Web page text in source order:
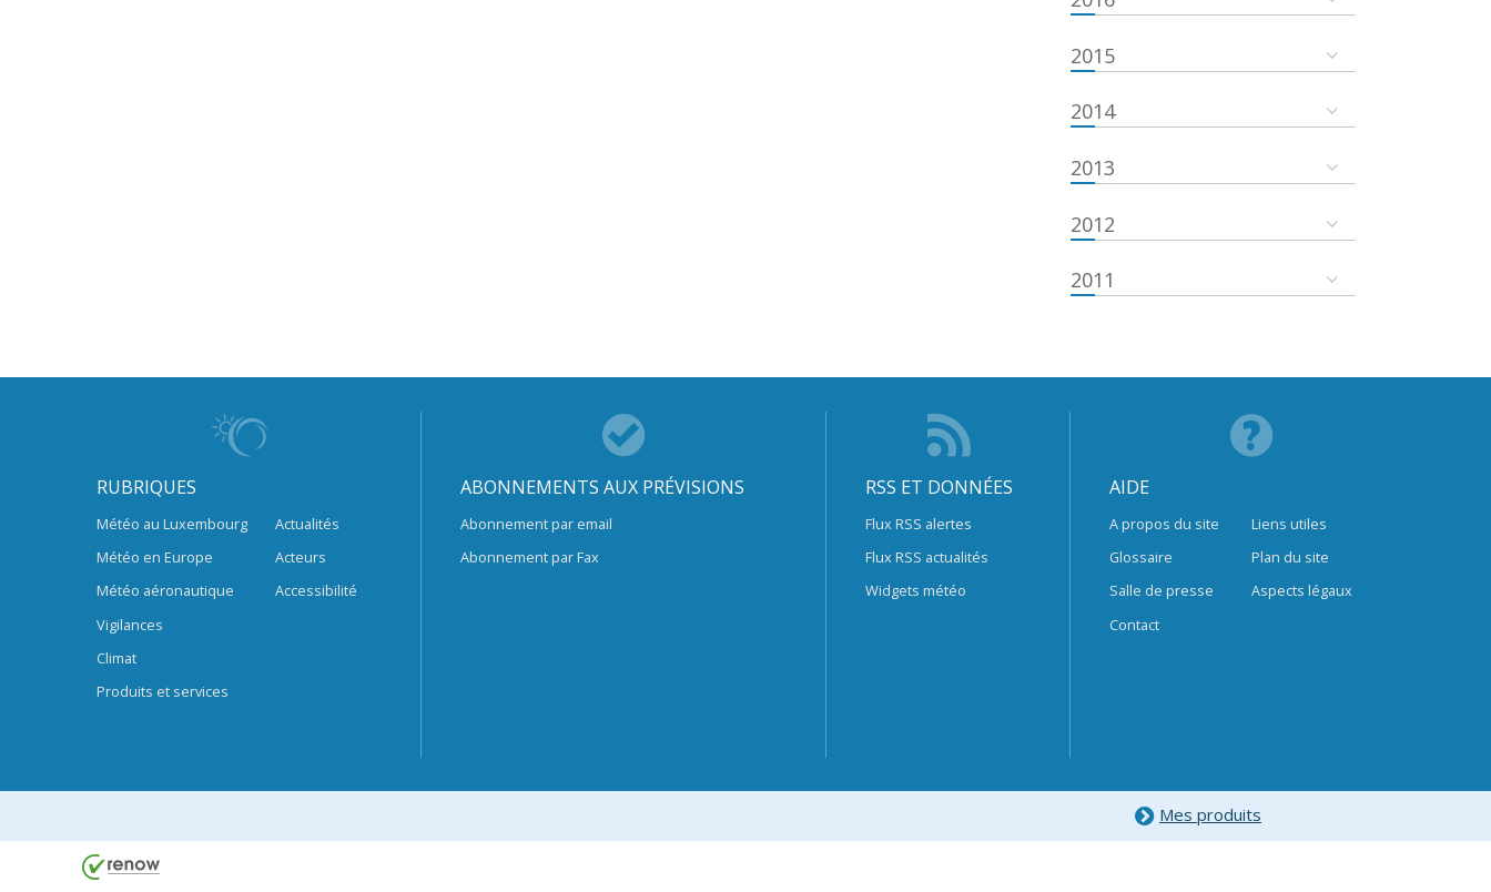
2015
2014
2013
2012
2011
RUBRIQUES
Météo au Luxembourg
Météo en Europe
Météo aéronautique
Vigilances
Climat
Produits et services
Actualités
Acteurs
Accessibilité
ABONNEMENTS AUX PRÉVISIONS
Abonnement par email
Abonnement par Fax
RSS ET DONNÉES
Flux RSS alertes
Flux RSS actualités
Widgets météo
AIDE
A propos du site
Glossaire
Salle de presse
Contact
Liens utiles
Plan du site
Aspects légaux
Mes produits